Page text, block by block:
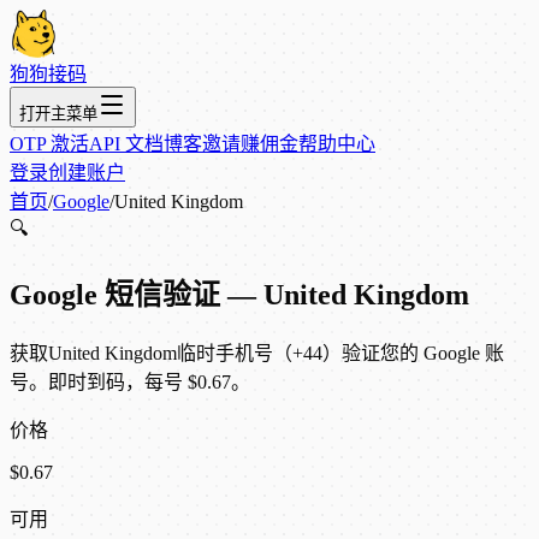
狗狗接码
打开主菜单
OTP 激活API 文档博客邀请赚佣金帮助中心
登录创建账户
首页/Google/United Kingdom
🔍
Google 短信验证 — United Kingdom
获取United Kingdom临时手机号（+44）验证您的 Google 账
号。即时到码，每号 $0.67。
价格
$0.67
可用